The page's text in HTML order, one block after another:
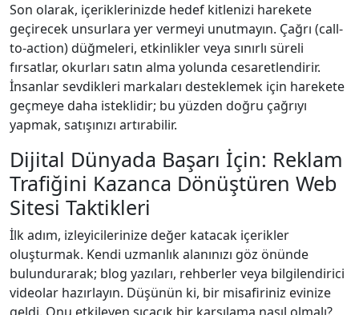
Son olarak, içeriklerinizde hedef kitlenizi harekete
geçirecek unsurlara yer vermeyi unutmayın. Çağrı (call-
to-action) düğmeleri, etkinlikler veya sınırlı süreli
fırsatlar, okurları satın alma yolunda cesaretlendirir.
İnsanlar sevdikleri markaları desteklemek için harekete
geçmeye daha isteklidir; bu yüzden doğru çağrıyı
yapmak, satışınızı artırabilir.
Dijital Dünyada Başarı İçin: Reklam
Trafiğini Kazanca Dönüştüren Web
Sitesi Taktikleri
İlk adım, izleyicilerinize değer katacak içerikler
oluşturmak. Kendi uzmanlık alanınızı göz önünde
bulundurarak; blog yazıları, rehberler veya bilgilendirici
videolar hazırlayın. Düşünün ki, bir misafiriniz evinize